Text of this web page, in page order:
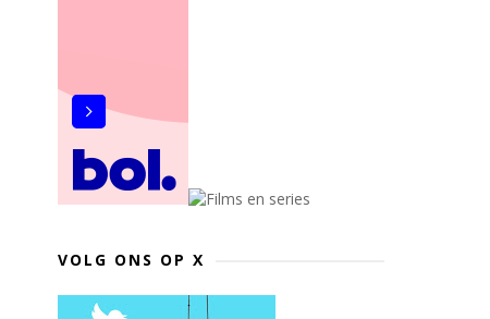
VOLG ONS OP X